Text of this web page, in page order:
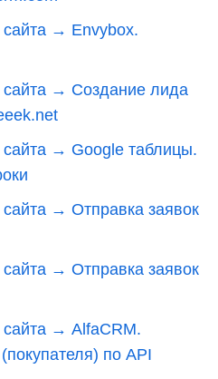
сайта → Envybox.
сайта → Создание лида
сайта → Google таблицы.
→ Отправка заявок
→ Отправка заявок
сайта → AlfaCRM.
по API